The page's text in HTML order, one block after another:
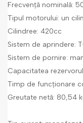
Frecvență nominală:
Tipul motorului: un
Cilindree: 420cc
Sistem de aprindere:
Sistem de pornire:
Capacitatea
Timp de funcționare
Greutate netă: 80,54